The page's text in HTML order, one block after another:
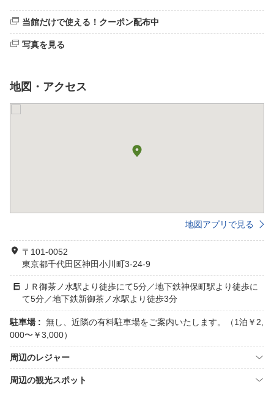
当館だけで使える！クーポン配布中
写真を見る
地図・アクセス
地図アプリで見る
〒101-0052
東京都千代田区神田小川町3-24-9
ＪＲ御茶ノ水駅より徒歩にて5分／地下鉄神保町駅より徒歩に
て5分／地下鉄新御茶ノ水駅より徒歩3分
駐車場 : 無し、近隣の有料駐車場をご案内いたします。（1泊￥2,
000〜￥3,000）
周辺のレジャー
周辺の観光スポット